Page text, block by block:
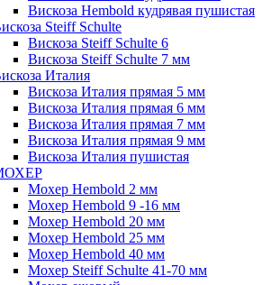
Вискоза Hembold кудрявая пушистая
Steiff Schulte
Вискоза Steiff Schulte 6
Вискоза Steiff Schulte 7 мм
Италия
Вискоза Италия прямая 5 мм
Вискоза Италия прямая 6 мм
Вискоза Италия прямая 7 мм
Вискоза Италия прямая 9 мм
Вискоза Италия пушистая
Мохер Hembold 2 мм
Мохер Hembold 9 -16 мм
Мохер Hembold 20 мм
Мохер Hembold 25 мм
Мохер Hembold 40 мм
Мохер Steiff Schulte 41-70 мм